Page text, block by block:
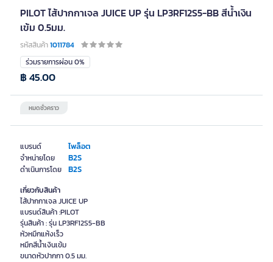
PILOT ไส้ปากกาเจล JUICE UP รุ่น LP3RF12S5-BB สีน้ำเงิน
เข้ม 0.5มม.
รหัสสินค้า1011784
แบรนด์ ไพล็อต
จำหน่ายโดย B2S
ดำเนินการโดย B2S
ร่วมรายการผ่อน 0%
หมดชั่วคราว
฿ 45.00
เกี่ยวกับสินค้า
ไส้ปากกาเจล JUICE UP
แบรนด์สินค้า :PILOT
รุ่นสินค้า : รุ่น LP3RF12S5-BB
หัวหมึกแห้งเร็ว
หมึกสีน้ำเงินเข้ม
ขนาดหัวปากกา 0.5 มม.